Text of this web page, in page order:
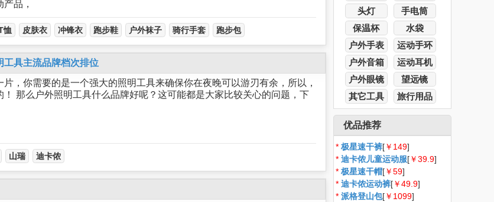
品，
恤 皮肤衣 冲锋衣 跑步鞋 户外袜子 骑行手套 跑步包
工具主流品牌档次排位
，你需要的是一个强大的照明工具来确保你在夜晚可以游刃有余，所以，
那么户外照明工具什么品牌好呢？这可能都是大家比较关心的问题，下
山瑞 迪卡侬
头灯
手电筒
保温杯
水袋
户外手表
运动手环
户外音箱
运动耳机
户外眼镜
望远镜
其它工具
旅行用品
优品推荐
* 极星速干裤[￥149]
* 迪卡侬儿童运动服[￥39.9]
* 极星速干帽[￥59]
* 迪卡侬运动裤[￥49.9]
* 派格登山包[￥1099]